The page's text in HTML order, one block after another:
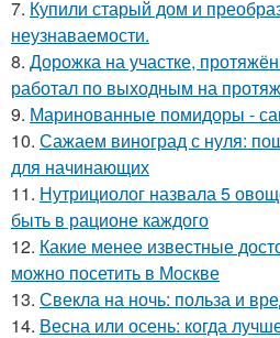
7. Купили старый дом и
неузнаваемости.
8. Дорожка на участке,
работал по выходным на
9. Маринованные помидоры -
10. Сажаем виноград с нуля:
для начинающих
11. Нутрициолог назвала 5
быть в рационе каждого
12. Какие менее известные
можно посетить в Москве
13. Свекла на ночь: польза и
14. Весна или осень: когда